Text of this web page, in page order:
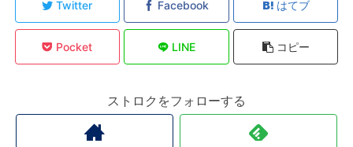
Twitter Facebook はてブ
Pocket LINE コピー
ストロクをフォローする